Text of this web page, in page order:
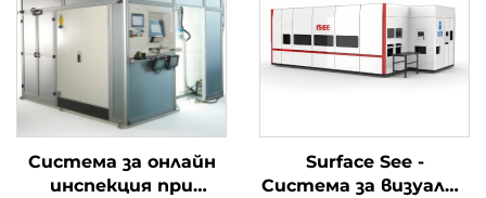
Система за онлайн
инспекция при
Surface See -
Система за визуална